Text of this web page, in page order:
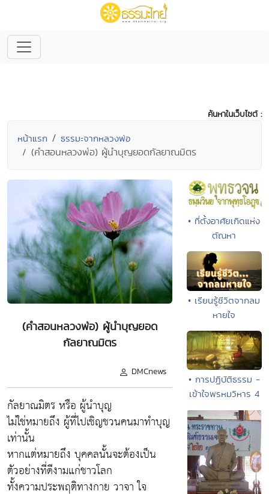
ค้นหาในเว็บไซต์ :
หน้าแรก ธรรมะจากหลวงพ่อ
(คำสอนหลวงพ่อ) ผู้นำบุญยอดกัลยาณมิตร
(คำสอนหลวงพ่อ) ผู้นำบุญยอด
กัลยาณมิตร
DMCnews
กัลยาณมิตร หรือ ผู้นำบุญ
ไม่ใช่หมายถึง ผู้ที่ไปเชิญชวนคนมาทำบุญ
เท่านั้น
หากแต่หมายถึง บุคคลนั้นจะต้องเป็น
ตัวอย่างที่ดีงามแก่ชาวโลก
ทั้งความประพฤติทางกาย วาจา ใจ
• ที่ตั้งอาศัยเกิดแห่ง
ตัณหา
• เรียนรู้ชีวิตจากลม
หายใจ
• การปฏิบัติธรรม -
เข้าใจพรหมวิหาร 4